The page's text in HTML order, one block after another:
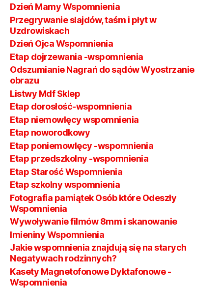
Dzień Mamy Wspomnienia
Przegrywanie slajdów, taśm i płyt w
Uzdrowiskach
Dzień Ojca Wspomnienia
Etap dojrzewania -wspomnienia
Odszumianie Nagrań do sądów Wyostrzanie
obrazu
Listwy Mdf Sklep
Etap dorosłość-wspomnienia
Etap niemowlęcy wspomnienia
Etap noworodkowy
Etap poniemowlęcy -wspomnienia
Etap przedszkolny -wspomnienia
Etap Starość Wspomnienia
Etap szkolny wspomnienia
Fotografia pamiątek Osób które Odeszły
Wspomnienia
Wywoływanie filmów 8mm i skanowanie
Imieniny Wspomnienia
Jakie wspomnienia znajdują się na starych
Negatywach rodzinnych?
Kasety Magnetofonowe Dyktafonowe -
Wspomnienia